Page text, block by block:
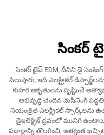
సింకర్
సింకర్ టైప్ EDM, దీనిని డై-
పిలుస్తారు, ఇది ఎలక్ట్రికల్
కుహర ఆకృతులను సృష్టించే
అభివృద్ధి చెందిన మెషినింగ్
నియంత్రిత ఎలక్ట్రికల్ స్పార్క్‌లను
డైఇలెక్ట్రిక్ ద్రవంలో మునిగి
పదార్థాన్ని తొలగించి, అత్యంత